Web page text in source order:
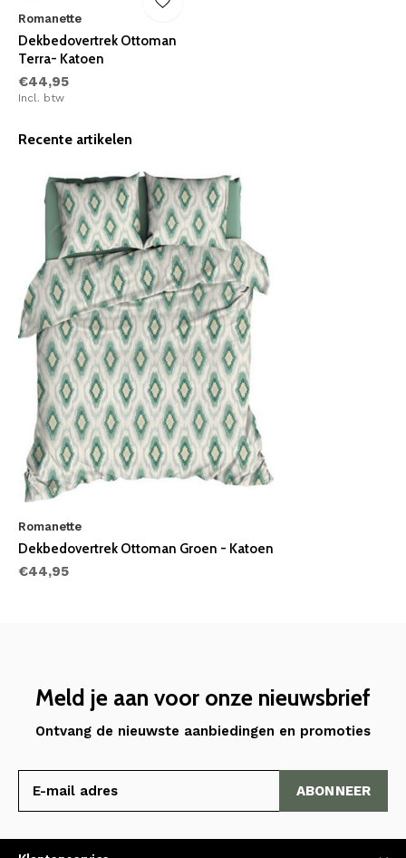
Romanette
Dekbedovertrek Ottoman
Terra- Katoen
€44,95
Incl. btw
Recente artikelen
Romanette
Dekbedovertrek Ottoman Groen - Katoen
€44,95
Meld je aan voor onze nieuwsbrief
Ontvang de nieuwste aanbiedingen en promoties
ABONNEER